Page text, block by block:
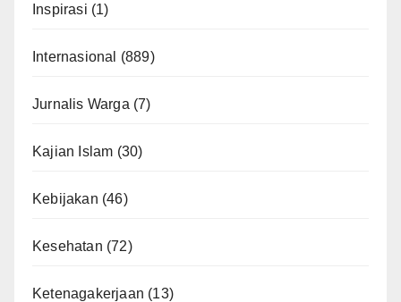
Inspirasi (1)
Internasional (889)
Jurnalis Warga (7)
Kajian Islam (30)
Kebijakan (46)
Kesehatan (72)
Ketenagakerjaan (13)